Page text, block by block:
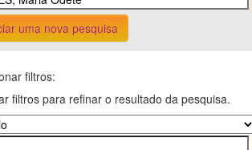
uma nova pesquisa
filtros:
filtros para refinar o resultado da pesquisa.